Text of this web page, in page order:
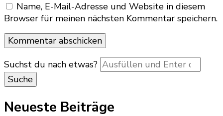
Name, E-Mail-Adresse und Website in diesem
Browser für meinen nächsten Kommentar speichern.
Suchst du nach etwas?
Neueste Beiträge